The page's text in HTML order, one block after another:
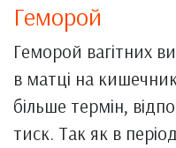
Геморой
Геморой вагітних
в матці на
більше термін,
тиск. Так як в період